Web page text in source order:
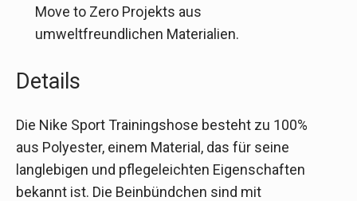
Move to Zero Projekts aus
umweltfreundlichen Materialien.
Details
Die Nike Sport Trainingshose besteht zu 100%
aus Polyester, einem Material, das für seine
langlebigen und pflegeleichten Eigenschaften
bekannt ist. Die Beinbündchen sind mit